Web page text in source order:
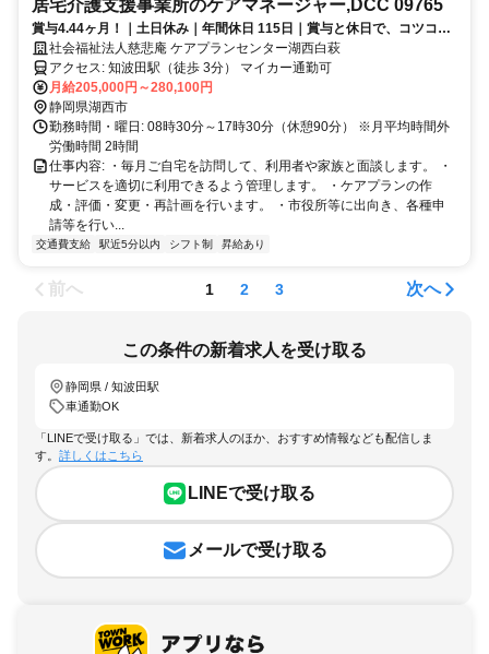
居宅介護支援事業所のケアマネージャー,DCC 09765
賞与4.44ヶ月！｜土日休み｜年間休日 115日｜賞与と休日で、コツコツ
型が活きる。段取り良く進める。
社会福祉法人慈悲庵 ケアプランセンター湖西白萩
アクセス: 知波田駅（徒歩 3分） マイカー通勤可
月給205,000円～280,100円
静岡県湖西市
勤務時間・曜日: 08時30分～17時30分（休憩90分） ※月平均時間外
労働時間 2時間
仕事内容: ・毎月ご自宅を訪問して、利用者や家族と面談します。 ・
サービスを適切に利用できるよう管理します。 ・ケアプランの作
成・評価・変更・再計画を行います。 ・市役所等に出向き、各種申
請等を行い...
交通費支給 駅近5分以内 シフト制 昇給あり
前へ 1 2 3 次へ
この条件の新着求人を受け取る
静岡県 / 知波田駅
車通勤OK
「LINEで受け取る」では、新着求人のほか、おすすめ情報なども配信しま
す。 詳しくはこちら
LINEで受け取る
メールで受け取る